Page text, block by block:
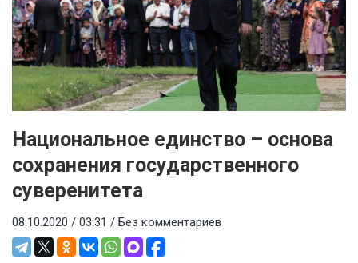
Национальное единство – основа
сохранения государственного
суверенитета
08.10.2020 / 03:31 / Без комментариев